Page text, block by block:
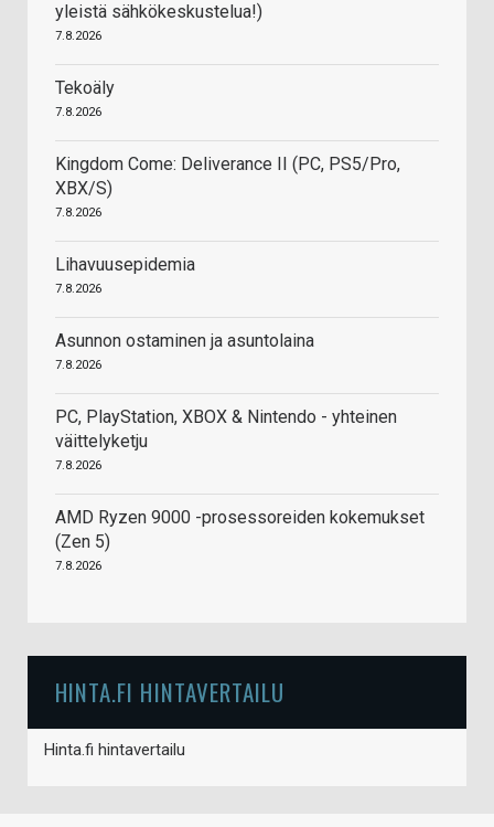
yleistä sähkökeskustelua!)
7.8.2026
Tekoäly
7.8.2026
Kingdom Come: Deliverance II (PC, PS5/Pro,
XBX/S)
7.8.2026
Lihavuusepidemia
7.8.2026
Asunnon ostaminen ja asuntolaina
7.8.2026
PC, PlayStation, XBOX & Nintendo - yhteinen
väittelyketju
7.8.2026
AMD Ryzen 9000 -prosessoreiden kokemukset
(Zen 5)
7.8.2026
HINTA.FI HINTAVERTAILU
Hinta.fi hintavertailu